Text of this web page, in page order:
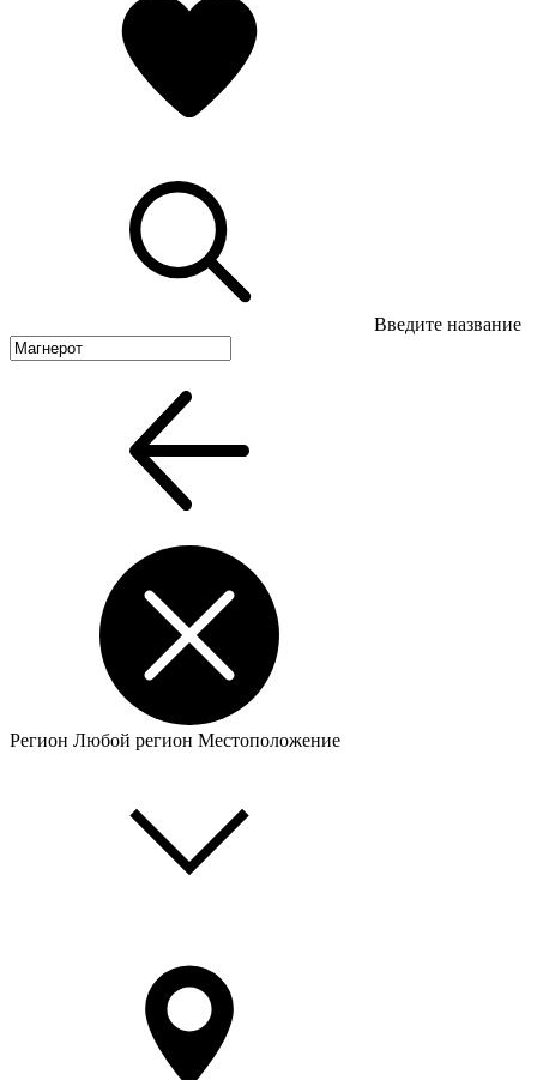
Введите название
Регион Любой регион Местоположение